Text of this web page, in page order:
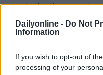
Dailyonline - Do Not
Information
If you wish to opt-out of
processing of your
anche i collegamenti
4 a 8 al giorno), e
destinazioni connesse